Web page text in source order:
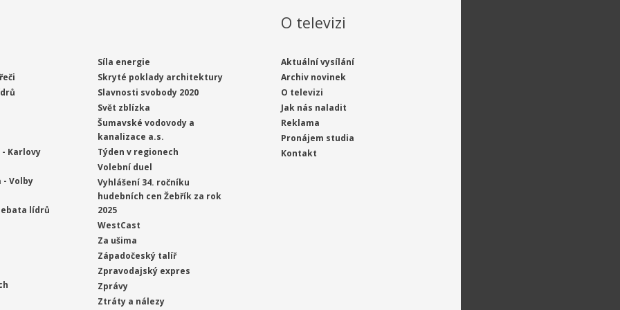
Karlovy
Volby
lídrů
Síla energie
Skryté poklady architektury
Slavnosti svobody 2020
Svět zblízka
Šumavské vodovody a
kanalizace a.s.
Týden v regionech
Volební duel
Vyhlášení 34. ročníku
hudebních cen Žebřík za rok
2025
WestCast
Za ušima
Západočeský talíř
Zpravodajský expres
Zprávy
Ztráty a nálezy
O televizi
Aktuální vysílání
Archiv novinek
O televizi
Jak nás naladit
Reklama
Pronájem studia
Kontakt